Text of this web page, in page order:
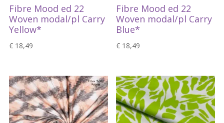
Fibre Mood ed 22
Woven modal/pl Carry
Yellow*
€18,49
Fibre Mood ed 22
Woven modal/pl Carry
Blue*
€ 18,49